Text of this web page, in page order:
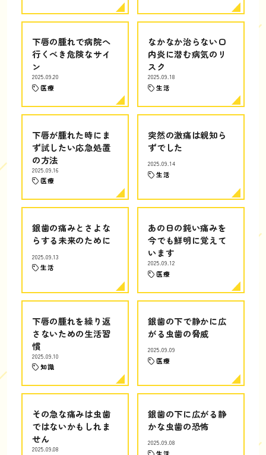
下唇の腫れで病院へ
行くべき危険なサイ
ン
2025.09.20
医療
なかなか治らない口
内炎に潜む病気のリ
スク
2025.09.18
生活
下唇が腫れた時にま
ず試したい応急処置
の方法
2025.09.16
医療
突然の激痛は親知ら
ずでした
2025.09.14
生活
銀歯の痛みとさよな
らする未来のために
2025.09.13
生活
あの日の鈍い痛みを
今でも鮮明に覚えて
います
2025.09.12
医療
下唇の腫れを繰り返
さないための生活習
慣
2025.09.10
知識
銀歯の下で静かに広
がる虫歯の脅威
2025.09.09
医療
その急な痛みは虫歯
ではないかもしれま
せん
2025.09.08
銀歯の下に広がる静
かな虫歯の恐怖
2025.09.08